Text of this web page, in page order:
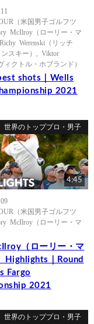
（米国男子ゴルフツ
McIlroy（ローリー・マ
Richy Werenski（リッチ
スキー）
Viktor
ィクトル・ホブランド）
shots｜Wells
2021
世界のトッププロ・男子
4:45
（米国男子ゴルフツ
McIlroy（ローリー・マ
（ローリー・マ
Highlights｜Round
Fargo
2021
世界のトッププロ・男子